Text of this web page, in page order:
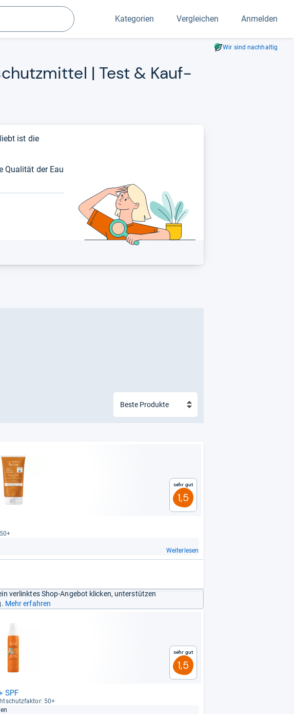
Suchen
Kategorien Vergleichen Anmelden
Wir sind nachhaltig
| Test & Kauf­
ist die
Qualität der Eau
Sehr gut
1,5
Weiterlesen
verlinktes Shop-Angebot klicken, unterstützen
Mehr erfahren
Sehr gut
1,5
SPF
50+